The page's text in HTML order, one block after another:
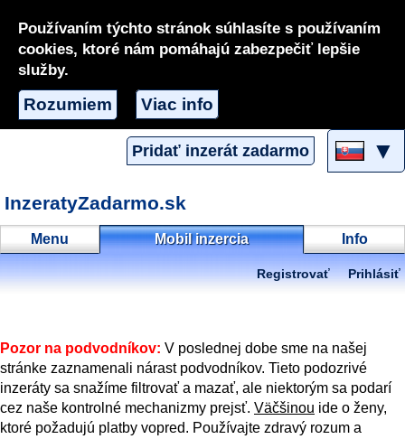
Používaním týchto stránok súhlasíte s používaním
cookies, ktoré nám pomáhajú zabezpečiť lepšie
služby.
Rozumiem Viac info
Pridať inzerát zadarmo ▼
InzeratyZadarmo.sk
Menu Mobil inzercia Info
Registrovať Prihlásiť
Pozor na podvodníkov: V poslednej dobe sme na našej
stránke zaznamenali nárast podvodníkov. Tieto podozrivé
inzeráty sa snažíme filtrovať a mazať, ale niektorým sa podarí
cez naše kontrolné mechanizmy prejsť. Väčšinou ide o ženy,
ktoré požadujú platby vopred. Používajte zdravý rozum a